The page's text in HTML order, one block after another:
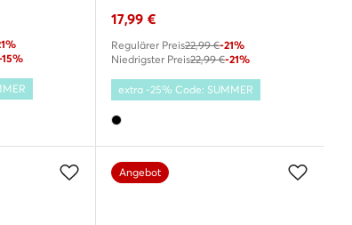
17,99 €
Regulärer Preis22,99 €-21%
Niedrigster Preis22,99 €-21%
extra -25% Code: SUMMER
Angebot